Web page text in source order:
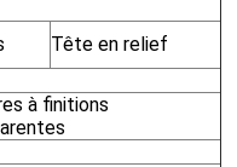
Tête en relief
à finitions